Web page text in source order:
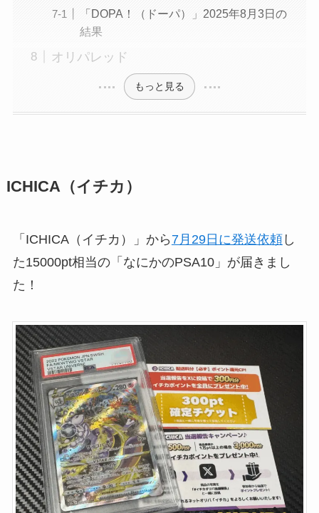
「DOPA！（ドーパ）」2025年8月3日の
結果
オリパレッド
もっと見る
ICHICA（イチカ）
「ICHICA（イチカ）」から 7月29日に発送依頼し
た15000pt相当の「なにかのPSA10」が届きまし
た！